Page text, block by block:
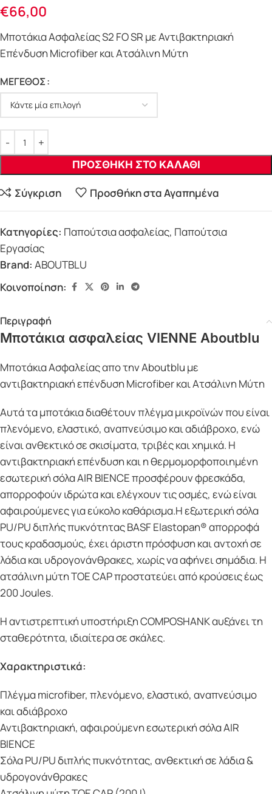
€66,00
Μποτάκια Ασφαλείας S2 FO SR με Αντιβακτηριακή
Επένδυση Microfiber και Ατσάλινη Μύτη
ΜΕΓΕΘΟΣ
ΠΡΟΣΘΗΚΗ ΣΤΟ ΚΑΛΑΘΙ
Σύγκριση Προσθήκη στα Αγαπημένα
Κατηγορίες: Παπούτσια ασφαλείας, Παπούτσια
Εργασίας
Brand: ABOUTBLU
Κοινοποίηση:
Περιγραφή
Μποτάκια ασφαλείας VIENNE Aboutblu
Μποτάκια Ασφαλείας απο την Aboutblu με
αντιβακτηριακή επένδυση Microfiber και Ατσάλινη Μύτη
Αυτά τα μποτάκια διαθέτουν πλέγμα μικροϊνών που είναι
πλενόμενο, ελαστικό, αναπνεύσιμο και αδιάβροχο, ενώ
είναι ανθεκτικό σε σκισίματα, τριβές και χημικά. Η
αντιβακτηριακή επένδυση και η θερμομορφοποιημένη
εσωτερική σόλα AIR BIENCE προσφέρουν φρεσκάδα,
απορροφούν ιδρώτα και ελέγχουν τις οσμές, ενώ είναι
αφαιρούμενες για εύκολο καθάρισμα.Η εξωτερική σόλα
PU/PU διπλής πυκνότητας BASF Elastopan® απορροφά
τους κραδασμούς, έχει άριστη πρόσφυση και αντοχή σε
λάδια και υδρογονάνθρακες, χωρίς να αφήνει σημάδια. Η
ατσάλινη μύτη TOE CAP προστατεύει από κρούσεις έως
200 Joules.
Η αντιστρεπτική υποστήριξη COMPOSHANK αυξάνει τη
σταθερότητα, ιδιαίτερα σε σκάλες.
Χαρακτηριστικά:
Πλέγμα microfiber, πλενόμενο, ελαστικό, αναπνεύσιμο
και αδιάβροχο
Αντιβακτηριακή, αφαιρούμενη εσωτερική σόλα AIR
BIENCE
Σόλα PU/PU διπλής πυκνότητας, ανθεκτική σε λάδια &
υδρογονάνθρακες